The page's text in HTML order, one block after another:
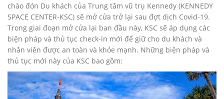
chào đón Du khách của Trung tâm vũ trụ Kennedy (KENNEDY
SPACE CENTER-KSC) sẽ mở cửa trở lại sau đợt dịch Covid-19.
Trong giai đoạn mở cửa lại ban đầu này, KSC sẽ áp dụng các
biện pháp và thủ tục check-in mới để giữ cho du khách và
nhân viên được an toàn và khỏe mạnh. Những biện pháp và
thủ tục mới này của KSC bao gồm: